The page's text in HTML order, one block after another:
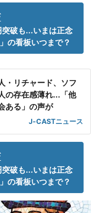
破も...いまは正念
の看板いつまで？
・リチャード、ソフ
の存在感薄れ...「他
ある」の声が
J-CASTニュース
破も...いまは正念
の看板いつまで？